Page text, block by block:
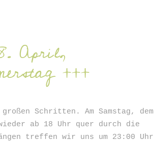
April,
+++
Schritten. Am Samstag, dem
ab 18 Uhr quer durch die
treffen wir uns um 23:00 Uhr